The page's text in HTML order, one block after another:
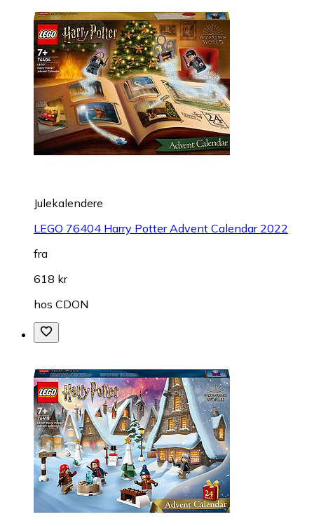
Julekalendere
LEGO 76404 Harry Potter Advent Calendar 2022
fra
618 kr
hos CDON